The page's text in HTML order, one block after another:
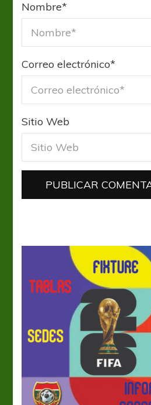
Nombre*
Correo electrónico*
Sitio Web